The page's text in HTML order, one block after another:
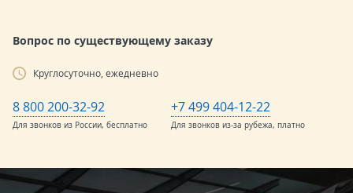
Вопрос по существующему заказу
Круглосуточно, ежедневно
8 800 200-32-92
Для звонков из России, бесплатно
+7 499 404-12-22
Для звонков из-за рубежа, платно